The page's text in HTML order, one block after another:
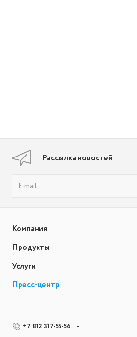
Рассылка новостей
Компания
Продукты
Услуги
Пресс-центр
+7 812 317-55-56